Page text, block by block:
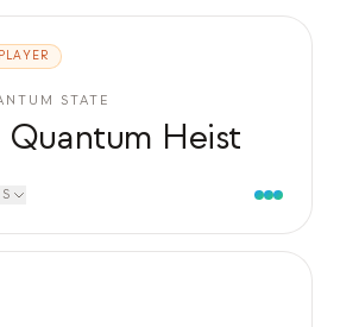
STATE
Quantum Heist